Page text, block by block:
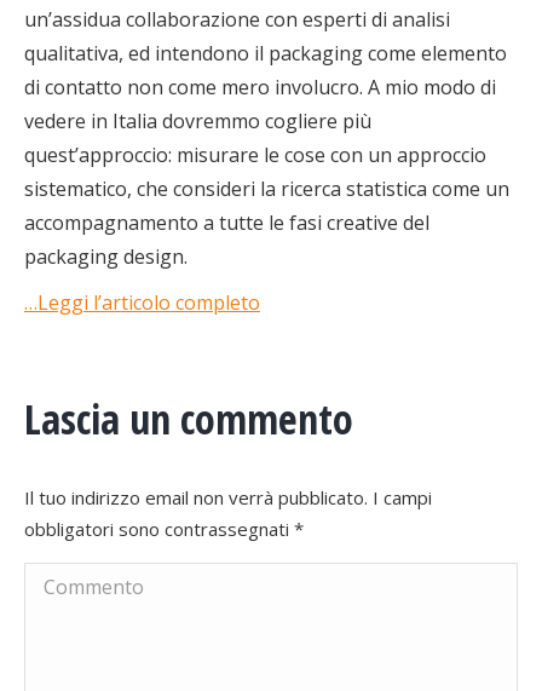
un’assidua collaborazione con esperti di analisi
qualitativa, ed intendono il packaging come elemento
di contatto non come mero involucro. A mio modo di
vedere in Italia dovremmo cogliere più
quest’approccio: misurare le cose con un approccio
sistematico, che consideri la ricerca statistica come un
accompagnamento a tutte le fasi creative del
packaging design.
…Leggi l’articolo completo
Lascia un commento
Il tuo indirizzo email non verrà pubblicato. I campi
obbligatori sono contrassegnati *
Commento